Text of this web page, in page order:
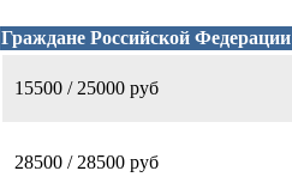
Граждане Российской
15500 / 25000 руб
28500 / 28500 руб